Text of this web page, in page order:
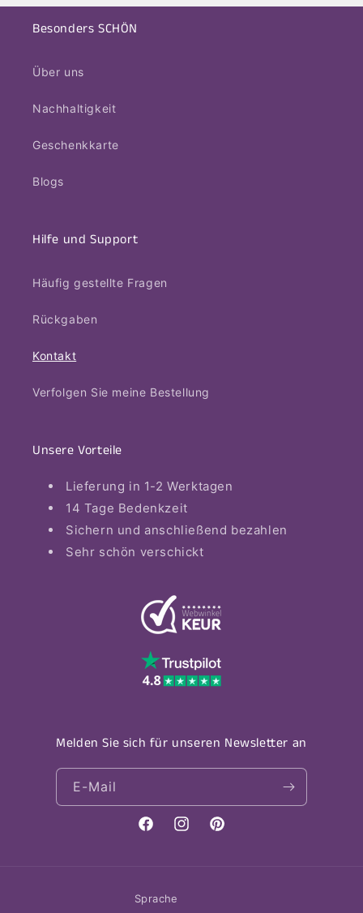
Besonders SCHÖN
Über uns
Nachhaltigkeit
Geschenkkarte
Blogs
Hilfe und Support
Häufig gestellte Fragen
Rückgaben
Kontakt
Verfolgen Sie meine Bestellung
Unsere Vorteile
Lieferung in 1-2 Werktagen
14 Tage Bedenkzeit
Sichern und anschließend bezahlen
Sehr schön verschickt
Melden Sie sich für unseren Newsletter an
E-Mail
FacebookInstagramPinterest
Sprache